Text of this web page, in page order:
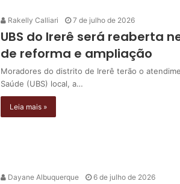
Rakelly Calliari 7 de julho de 2026
UBS do Irerê será reaberta
de reforma e ampliação
Moradores do distrito de Irerê terão o
Saúde (UBS) local, a…
Leia mais »
Dayane Albuquerque 6 de julho de 2026